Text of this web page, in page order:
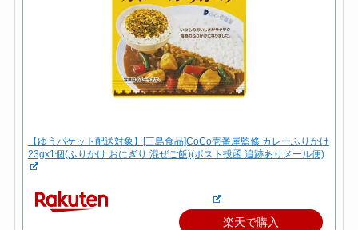
【ゆうパケット配送対象】[三島食品]CoCo壱番屋監修 カレーふりかけ
23gx1個(ふりかけ おにぎり 混ぜご飯)(ポスト投函 追跡ありメール便)
楽天で購入